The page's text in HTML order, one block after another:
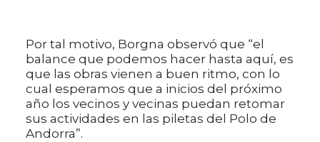
Por tal motivo, Borgna observó que “el
balance que podemos hacer hasta aquí, es
que las obras vienen a buen ritmo, con lo
cual esperamos que a inicios del próximo
año los vecinos y vecinas puedan retomar
sus actividades en las piletas del Polo de
Andorra”.